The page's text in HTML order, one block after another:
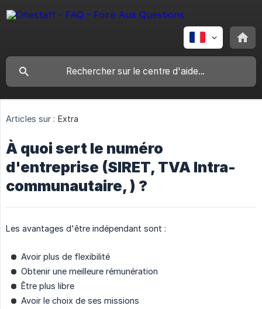
Articles sur : Extra
À quoi sert le numéro
d'entreprise (SIRET, TVA Intra-
communautaire, ) ?
Les avantages d'être indépendant sont :
Avoir plus de flexibilité
Obtenir une meilleure rémunération
Être plus libre
Avoir le choix de ses missions